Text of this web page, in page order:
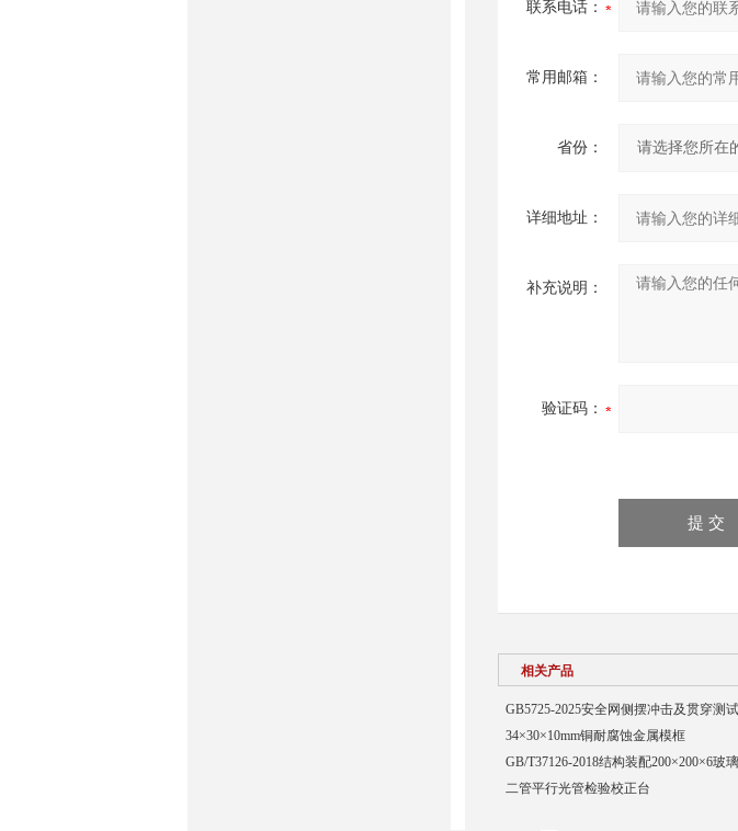
联系电话：
常用邮箱：
省份：
详细地址：
补充说明：
验证码：
相关产品
GB5725-2025安全网侧摆冲击及贯穿测
34×30×10mm铜耐腐蚀金属模框
GB/T37126-2018结构装配200×200×6玻
二管平行光管检验校正台